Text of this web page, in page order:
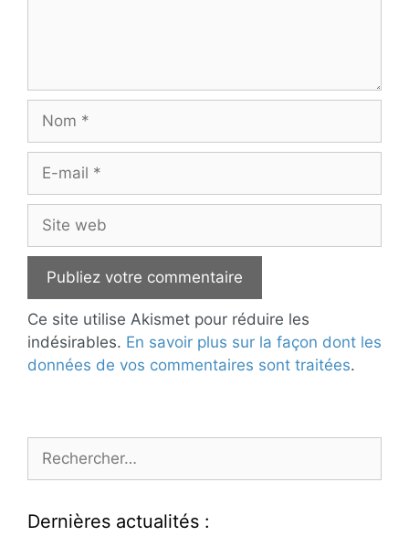
Nom
Site
web
Ce site utilise Akismet pour réduire les
indésirables. En savoir plus sur la façon dont les
données de vos commentaires sont traitées.
Dernières actualités :